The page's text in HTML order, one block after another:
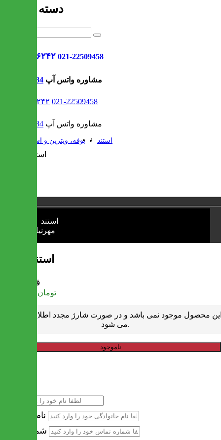
دسته بندی ها
021-۹۱۳۰۶۲۴۲ 021-22509458
09302308484 مشاوره واتس آپ
021-۹۱۳۰۶۲۴۲ 021-22509458
09302308484 مشاوره واتس آپ
بوفه، ویترین و استند / استند
استند مهرنیا
قیمت
تومان
محصول موجود نمی باشد و در صورت شارژ مجدد اطلاع رسانی
می شود.
ناموجود
نام خانوادگی
شماره تماس